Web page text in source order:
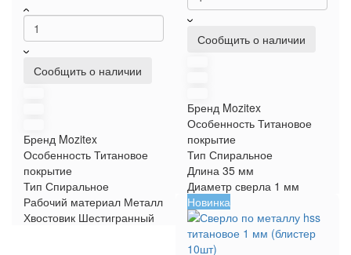
Сообщить о наличии
Бренд Mozitex
Особенность Титановое
покрытие
Тип Спиральное
Рабочий материал Металл
Хвостовик Шестигранный
Сообщить о наличии
Бренд Mozitex
Особенность Титановое
покрытие
Тип Спиральное
Длина 35 мм
Диаметр сверла 1 мм
Новинка